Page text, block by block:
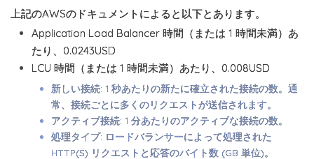
上記のAWSのドキュメントによると以下とあります。
Application Load Balancer 時間（または 1 時間未満）あ
たり、0.0243USD
LCU 時間（または 1 時間未満）あたり、0.008USD
新しい接続: 1 秒あたりの新たに確立された接続の数。通
常、接続ごとに多くのリクエストが送信されます。
アクティブ接続: 1 分あたりのアクティブな接続の数。
処理タイプ: ロードバランサーによって処理された
HTTP(S) リクエストと応答のバイト数 (GB 単位)。